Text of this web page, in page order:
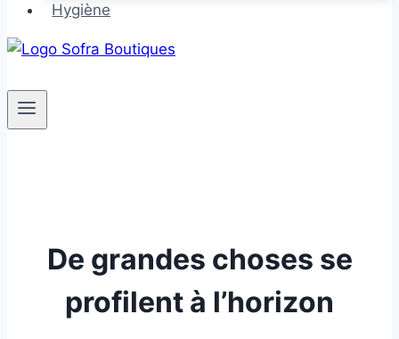
Hygiène
De grandes choses se
profilent à l’horizon